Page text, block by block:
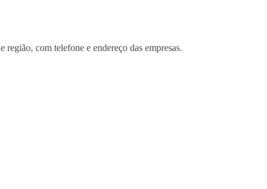
e região, com telefone e endereço das empresas.